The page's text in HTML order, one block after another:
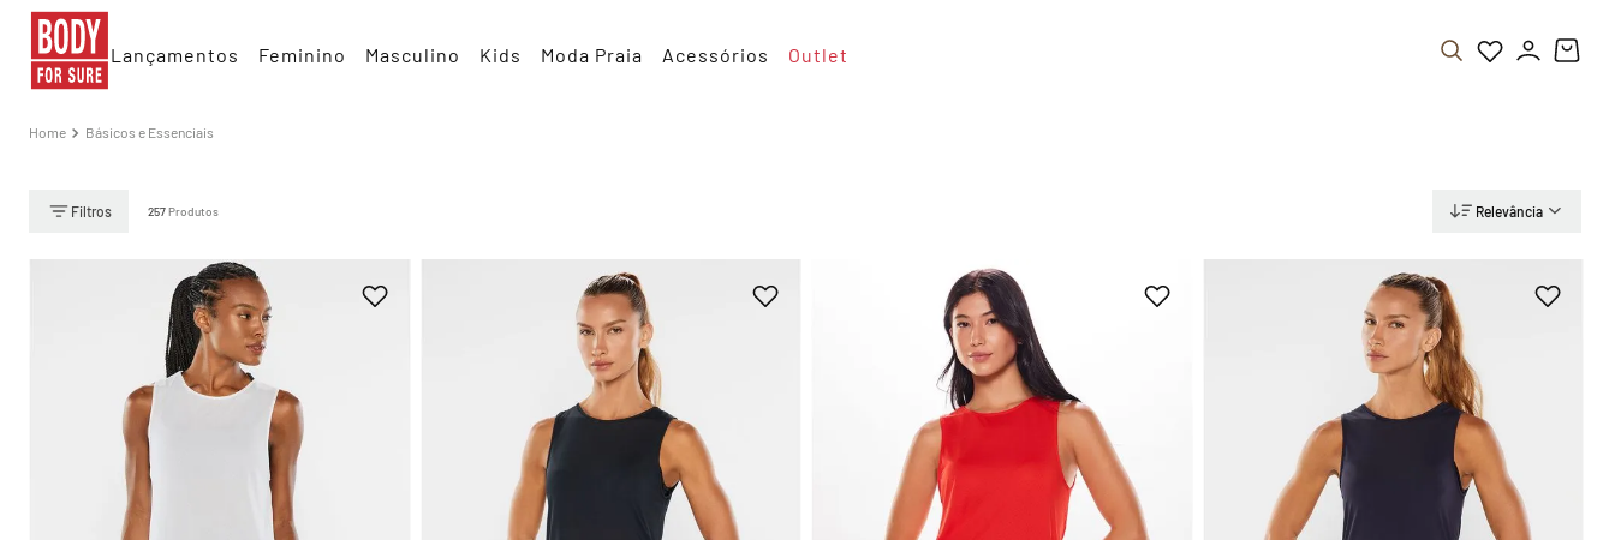
Lançamentos Feminino Masculino Kids Moda Praia Acessórios Outlet
Básicos e Essenciais
257Produtos Relevância